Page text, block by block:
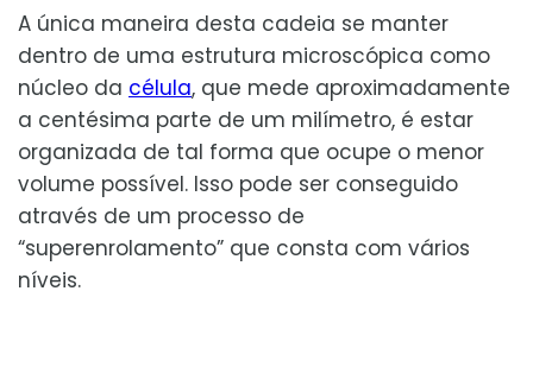
A única maneira desta cadeia se manter
dentro de uma estrutura microscópica como
núcleo da célula, que mede aproximadamente
a centésima parte de um milímetro, é estar
organizada de tal forma que ocupe o menor
volume possível. Isso pode ser conseguido
através de um processo de
“superenrolamento” que consta com vários
níveis.